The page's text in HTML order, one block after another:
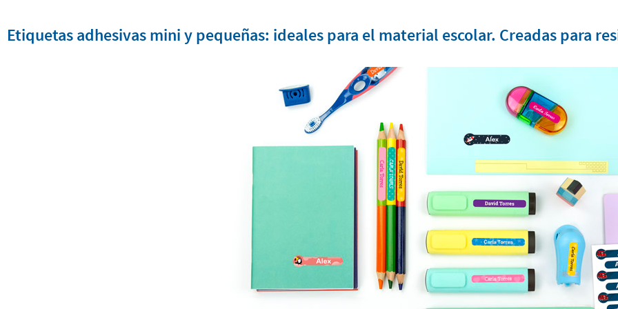
Etiquetas adhesivas mini y pequeñas: ideales para el material escolar. Creadas para